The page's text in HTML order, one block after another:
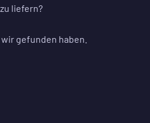
liefern?
gefunden haben.